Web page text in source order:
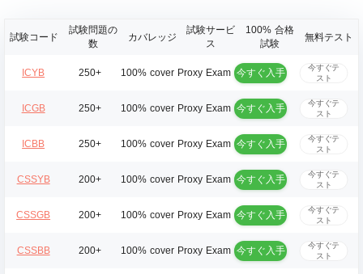
試験コード
試験問題の
数
カバレッジ
試験サービ
ス
100% 合格
試験
無料テスト
ICYB 250+ 100% cover Proxy Exam 今すぐ入手 今すぐテ
スト
ICGB 250+ 100% cover Proxy Exam 今すぐ入手
今すぐテ
スト
ICBB 250+ 100% cover Proxy Exam 今すぐ入手
今すぐテ
スト
CSSYB 200+ 100% cover Proxy Exam 今すぐ入手
今すぐテ
スト
CSSGB 200+ 100% cover Proxy Exam 今すぐ入手
今すぐテ
スト
CSSBB 200+ 100% cover Proxy Exam 今すぐ入手
今すぐテ
スト